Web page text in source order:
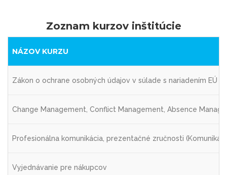
Zoznam kurzov inštitúcie
NÁZOV KURZU
Zákon o ochrane osobných údajov v súlade s nariadením EÚ -
Change Management, Conflict Management, Absence
Profesionálna komunikácia, prezentačné zručnosti
Vyjednávanie pre nákupcov